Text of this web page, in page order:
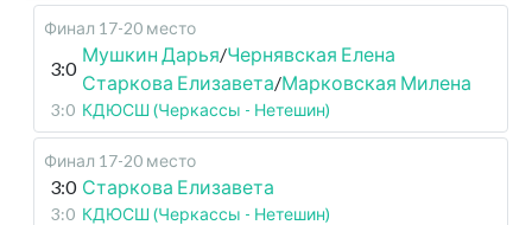
Финал 17-20 место
3:0
Мушкин Дарья/Чернявская Елена
Старкова Елизавета/Марковская Милена
3:0 КДЮСШ (Черкассы - Нетешин)
Финал 17-20 место
3:0 Старкова Елизавета
3:0 КДЮСШ (Черкассы - Нетешин)